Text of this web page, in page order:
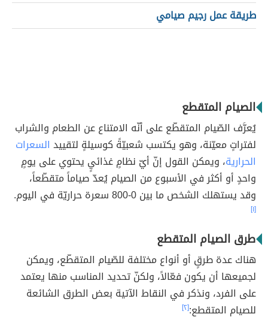
طريقة عمل رجيم صيامي
الصيام المتقطع
يُعرَّف الصّيام المتقطّع على أنّه الامتناع عن الطعام والشراب
لفتراتٍ معيّنة، وهو يكتسب شعبيّةً كوسيلةٍ لتقييد السعرات
الحرارية، ويمكن القول إنّ أيّ نظامٍ غذائيٍ يحتوي على يومٍ
واحدٍ أو أكثر في الأسبوع من الصيام يُعدّ صياماً متقطّعاً،
وقد يستهلك الشخص ما بين 0-800 سعرة حراريّة في اليوم.
[١]
طرق الصيام المتقطع
هناك عدة طرقٍ أو أنواع مختلفة للصّيام المتقطّع، ويمكن
لجميعها أن يكون فعّالاً، ولكنّ تحديد المناسب منها يعتمد
على الفرد، ونذكر في النقاط الآتية بعض الطرق الشائعة
للصيام المتقطع:[٢]